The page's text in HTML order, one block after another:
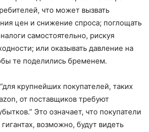
что может вызвать
цен и снижение спроса; поглощать
самостоятельно, рискуя
или оказывать давление на
те поделились бременем.
крупнейших покупателей, таких
от поставщиков требуют
Это означает, что покупатели
возможно, будут видеть